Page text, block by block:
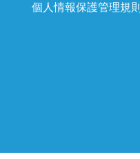
個人情報保護管理規則